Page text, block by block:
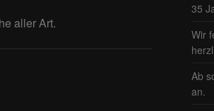
aller Art.
35
Wir
Ab
an.